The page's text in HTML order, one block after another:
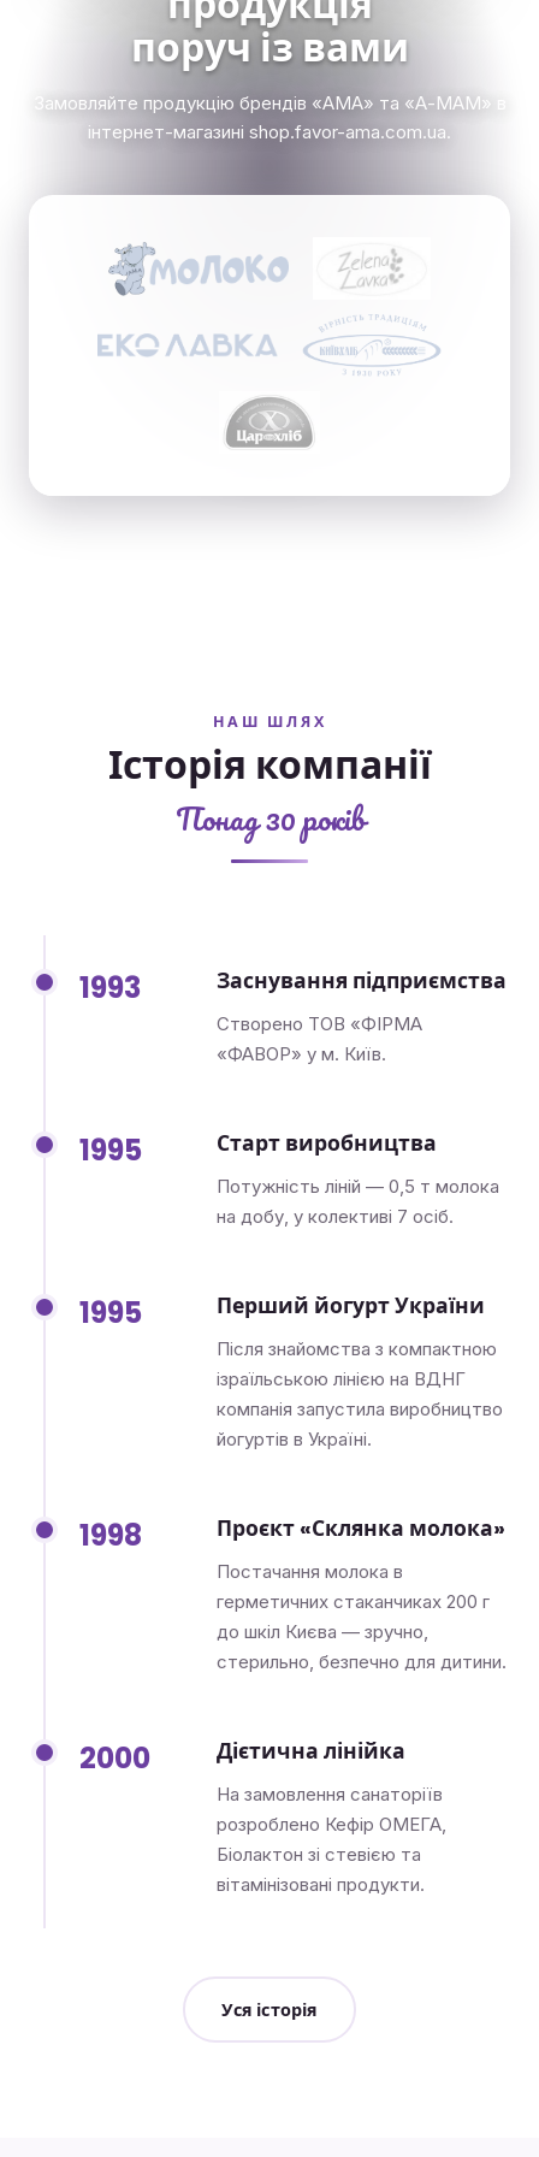
поруч із вами
Замовляйте продукцію брендів «АМА» та «А-МАМ» в
інтернет-магазині shop.favor-ama.com.ua.
НАШ ШЛЯХ
Історія компанії
Понад 30 років
1993 Заснування підприємства
Створено ТОВ «ФІРМА
«ФАВОР» у м. Київ.
1995 Старт виробництва
Потужність ліній — 0,5 т молока
на добу, у колективі 7 осіб.
1995 Перший йогурт України
Після знайомства з компактною
ізраїльською лінією на ВДНГ
компанія запустила виробництво
йогуртів в Україні.
1998 Проєкт «Склянка молока»
Постачання молока в
герметичних стаканчиках 200 г
до шкіл Києва — зручно,
стерильно, безпечно для дитини.
2000 Дієтична лінійка
На замовлення санаторіїв
розроблено Кефір ОМЕГА,
Біолактон зі стевією та
вітамінізовані продукти.
Уся історія